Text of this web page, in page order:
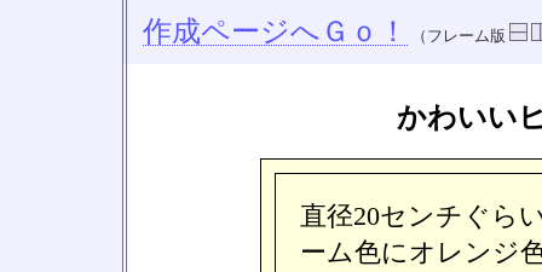
作成ページへＧｏ！ （フレーム版
かわいい
直径20センチぐら
ーム色にオレンジ